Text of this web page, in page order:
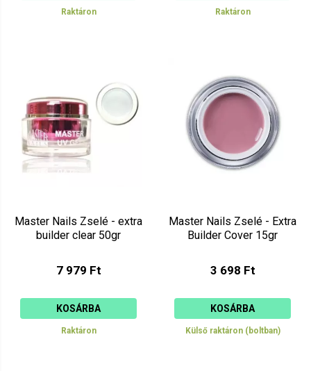
Raktáron Raktáron
Master Nails Zselé - extra
builder clear 50gr
7 979 Ft
KOSÁRBA
Raktáron
Master Nails Zselé - Extra
Builder Cover 15gr
3 698 Ft
KOSÁRBA
Külső raktáron (boltban)